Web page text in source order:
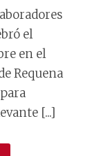
el
en el
Requena
[...]